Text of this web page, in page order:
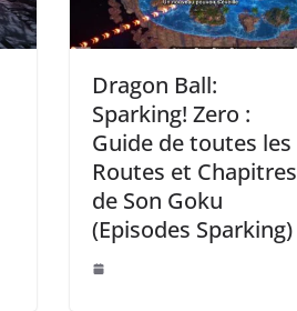
Dragon Ball:
Sparking! Zero :
Guide de toutes les
Routes et Chapitres
de Son Goku
(Episodes Sparking)